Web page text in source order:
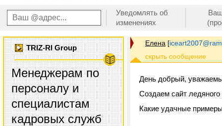
Уведомлять об
изменениях
TRIZ-RI Group
Менеджерам по
персоналу и
специалистам
кадровых служб
Елена [
День добрый,
Создаем сайт
Какие удачные